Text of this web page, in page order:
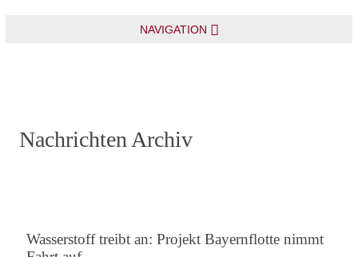
NAVIGATION
Nachrichten Archiv
Wasserstoff treibt an: Projekt Bayernflotte nimmt